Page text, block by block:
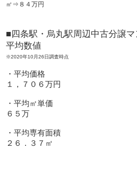
㎡⇒８４万円
■四条駅・烏丸駅周辺中古分譲
平均数値
※2020年10月26日調査時点
・平均価格
１，７０６万円
・平均㎡単価
６５万
・平均専有面積
２６．３７㎡